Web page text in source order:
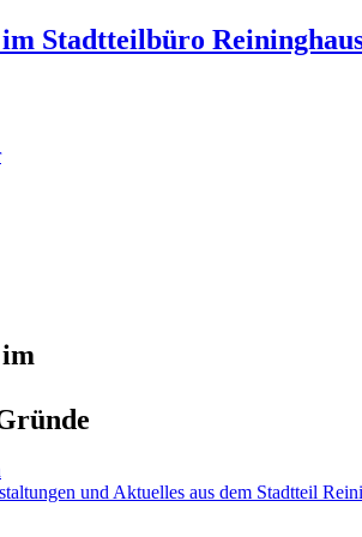
Stadtteilbüro
und Aktuelles aus dem Stadtteil